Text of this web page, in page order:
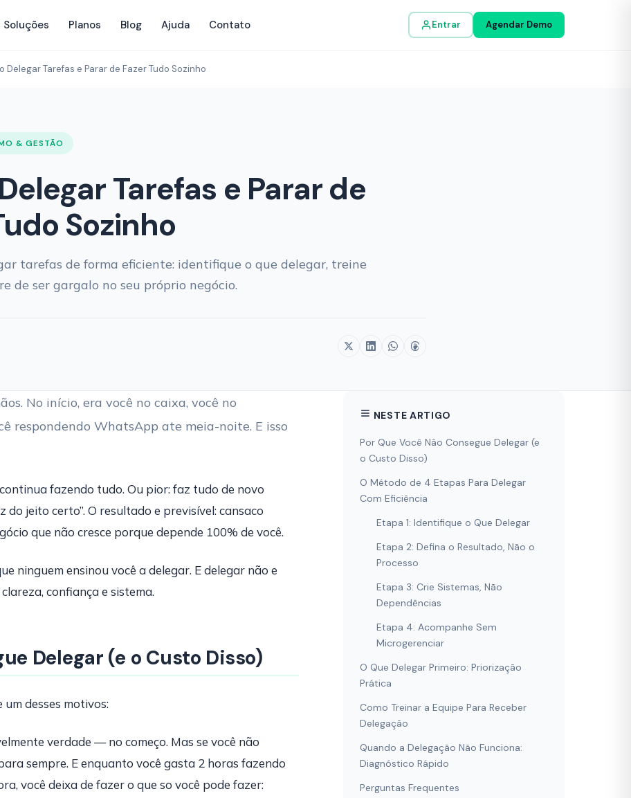
Soluções Planos Blog Ajuda Contato Entrar Agendar Demo
Delegar Tarefas e Parar de Fazer Tudo Sozinho
& GESTÃO
Tarefas e Parar de
Sozinho
tarefas de forma eficiente: identifique o que delegar, treine
de ser gargalo no seu próprio negócio.
No início, era você no caixa, você no
respondendo WhatsApp ate meia-noite. E isso
fazendo tudo. Ou pior: faz tudo de novo
jeito certo”. O resultado e previsível: cansaco
que não cresce porque depende 100% de você.
ninguem ensinou você a delegar. E delegar não e
confiança e sistema.
Delegar (e o Custo Disso)
desses motivos:
verdade — no começo. Mas se você não
sempre. E enquanto você gasta 2 horas fazendo
você deixa de fazer o que so você pode fazer:
NESTE ARTIGO
Por Que Você Não Consegue Delegar (e
o Custo Disso)
O Método de 4 Etapas Para Delegar
Com Eficiência
Etapa 1: Identifique o Que Delegar
Etapa 2: Defina o Resultado, Não o
Processo
Etapa 3: Crie Sistemas, Não
Dependências
Etapa 4: Acompanhe Sem
Microgerenciar
O Que Delegar Primeiro: Priorização
Prática
Como Treinar a Equipe Para Receber
Delegação
Quando a Delegação Não Funciona:
Diagnóstico Rápido
Perguntas Frequentes